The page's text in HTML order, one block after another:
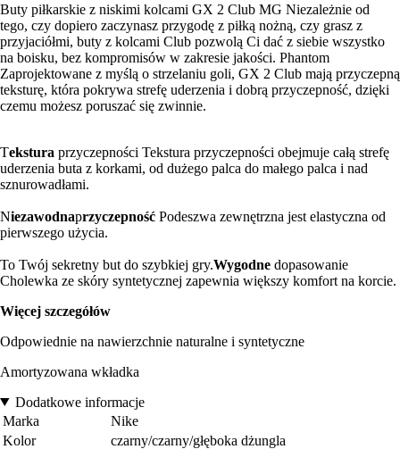
Buty piłkarskie z niskimi kolcami GX 2 Club MG Niezależnie od
tego, czy dopiero zaczynasz przygodę z piłką nożną, czy grasz z
przyjaciółmi, buty z kolcami Club pozwolą Ci dać z siebie wszystko
na boisku, bez kompromisów w zakresie jakości. Phantom
Zaprojektowane z myślą o strzelaniu goli, GX 2 Club mają przyczepną
teksturę, która pokrywa strefę uderzenia i dobrą przyczepność, dzięki
czemu możesz poruszać się zwinnie.
Tekstura przyczepności Tekstura przyczepności obejmuje całą strefę
uderzenia buta z korkami, od dużego palca do małego palca i nad
sznurowadłami.
Niezawodnaprzyczepność Podeszwa zewnętrzna jest elastyczna od
pierwszego użycia.
To Twój sekretny but do szybkiej gry.Wygodne dopasowanie
Cholewka ze skóry syntetycznej zapewnia większy komfort na korcie.
Więcej szczegółów
Odpowiednie na nawierzchnie naturalne i syntetyczne
Amortyzowana wkładka
Dodatkowe informacje
Marka
Nike
Kolor
czarny/czarny/głęboka dżungla